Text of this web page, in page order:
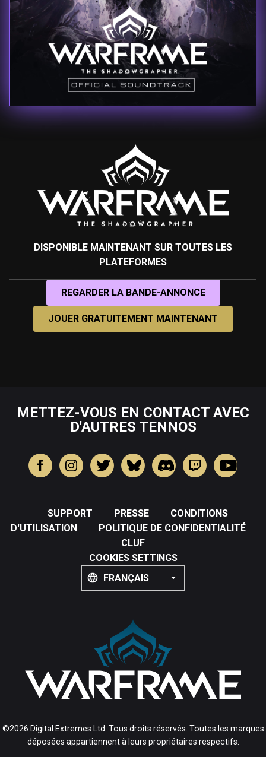
DISPONIBLE MAINTENANT SUR TOUTES LES
PLATEFORMES
REGARDER LA BANDE-ANNONCE
JOUER GRATUITEMENT MAINTENANT
METTEZ-VOUS EN CONTACT AVEC
D'AUTRES TENNOS
SUPPORT PRESSE
CONDITIONS
D'UTILISATION
POLITIQUE DE CONFIDENTIALITÉ
CLUF
COOKIES SETTINGS
FRANÇAIS
©2026 Digital Extremes Ltd. Tous droits réservés. Toutes les marques
déposées appartiennent à leurs propriétaires respectifs.